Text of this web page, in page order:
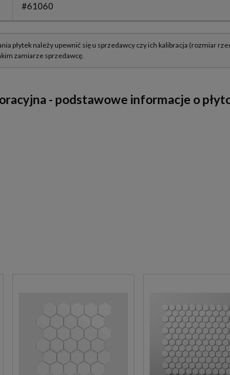
#61060
- podstawowe informacje o